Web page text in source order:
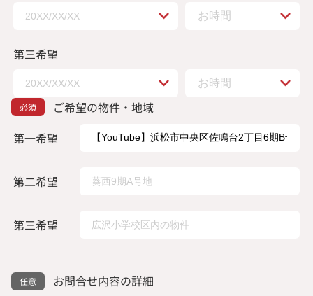
第三希望
ご希望の物件・地域
第一希望
第二希望
第三希望
お問合せ内容の詳細